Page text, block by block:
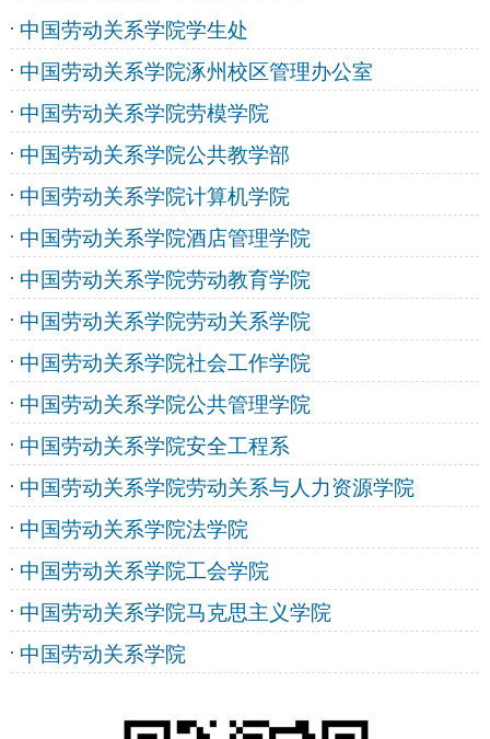
中国劳动关系学院学生处
中国劳动关系学院涿州校区管理办公室
中国劳动关系学院劳模学院
中国劳动关系学院公共教学部
中国劳动关系学院计算机学院
中国劳动关系学院酒店管理学院
中国劳动关系学院劳动教育学院
中国劳动关系学院劳动关系学院
中国劳动关系学院社会工作学院
中国劳动关系学院公共管理学院
中国劳动关系学院安全工程系
中国劳动关系学院劳动关系与人力资源学院
中国劳动关系学院法学院
中国劳动关系学院工会学院
中国劳动关系学院马克思主义学院
中国劳动关系学院